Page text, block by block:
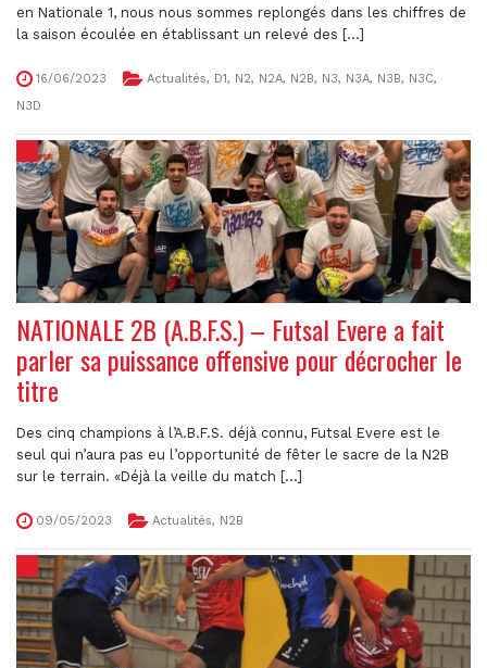
en Nationale 1, nous nous sommes replongés dans les chiffres de
la saison écoulée en établissant un relevé des [...]
16/06/2023 Actualités, D1, N2, N2A, N2B, N3, N3A, N3B, N3C,
N3D
NATIONALE 2B (A.B.F.S.) – Futsal Evere a fait
parler sa puissance offensive pour décrocher le
titre
Des cinq champions à l’A.B.F.S. déjà connu, Futsal Evere est le
seul qui n’aura pas eu l’opportunité de fêter le sacre de la N2B
sur le terrain. «Déjà la veille du match [...]
09/05/2023 Actualités, N2B